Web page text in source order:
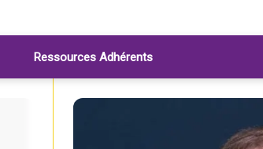
Ressources Adhérents